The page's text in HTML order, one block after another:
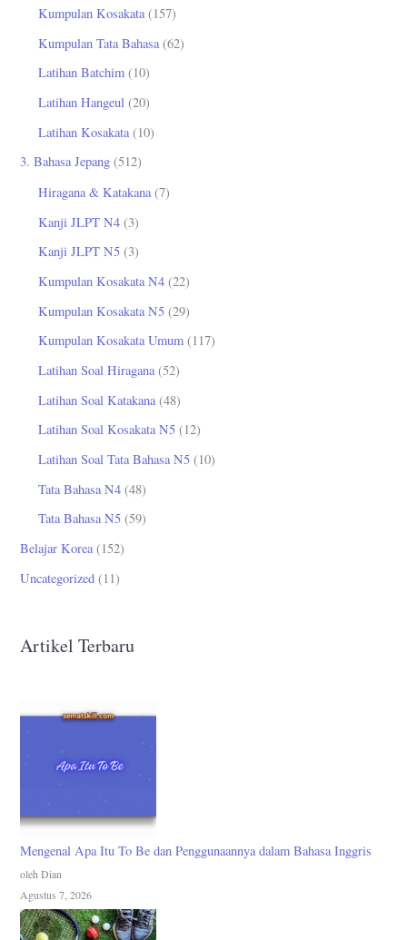
Kumpulan Kosakata(157)
Kumpulan Tata Bahasa (62)
Latihan Batchim (10)
Latihan Hangeul (20)
Latihan Kosakata (10)
3. Bahasa Jepang (512)
Hiragana & Katakana(7)
Kanji JLPT N4 (3)
Kanji JLPT N5 (3)
Kumpulan Kosakata N4 (22)
Kumpulan Kosakata N5 (29)
Kumpulan Kosakata Umum (117)
Latihan Soal Hiragana(52)
Latihan Soal Katakana (48)
Latihan Soal Kosakata N5 (12)
Latihan Soal Tata Bahasa N5 (10)
Tata Bahasa N4 (48)
Tata Bahasa N5 (59)
Belajar Korea(152)
Uncategorized (11)
Artikel Terbaru
Mengenal Apa Itu To Be dan Penggunaannya dalam Bahasa Inggris
oleh Dian
Agustus 7, 2026